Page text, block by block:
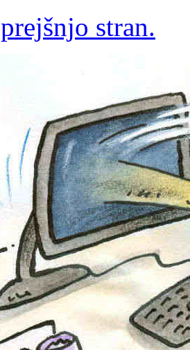
prejšnjo stran.